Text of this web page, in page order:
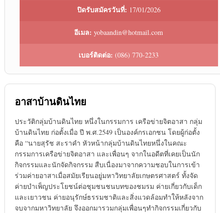
ปิดรับสมัครวันที่: 17/01/2026
อีเมล: yobaandin@hotmail.com
เบอร์ติดต่อ: (086) 770-2233
อาสาบ้านดินไทย
ประวัติกลุ่มบ้านดินไทย หนึ่งในกรรมการ เครือข่ายจิตอาสา กลุ่ม
บ้านดินไทย ก่อตั้งเมื่อ ปี พ.ศ.2549 เป็นองค์กรเอกชน โดยผู้ก่อตั้ง
คือ “นายสุรัช สะราคำ หัวหน้ากลุ่มบ้านดินไทยหนึ่งในคณะ
กรรมการเครือข่ายจิตอาสา และเพื่อนๆ จากในอดีตที่เคยเป็นนัก
กิจกรรมและนักจัดกิจกรรม สืบเนื่องมาจากความชอบในการเข้า
ร่วมค่ายอาสาเมื่อสมัยเรียนอยู่มหาวิทยาลัยเกษตรศาสตร์ ทั้งจัด
ค่ายบำเพ็ญประโยชน์ต่อชุมชนชนบทของชมรม ค่ายเกี่ยวกับเด็ก
และเยาวชน ค่ายอนุรักษ์ธรรมชาติและสิ่งแวดล้อมทำให้หลังจาก
จบจากมหาวิทยาลัย จึงออกมารวมกลุ่มเพื่อนๆทำกิจกรรมเกี่ยวกับ